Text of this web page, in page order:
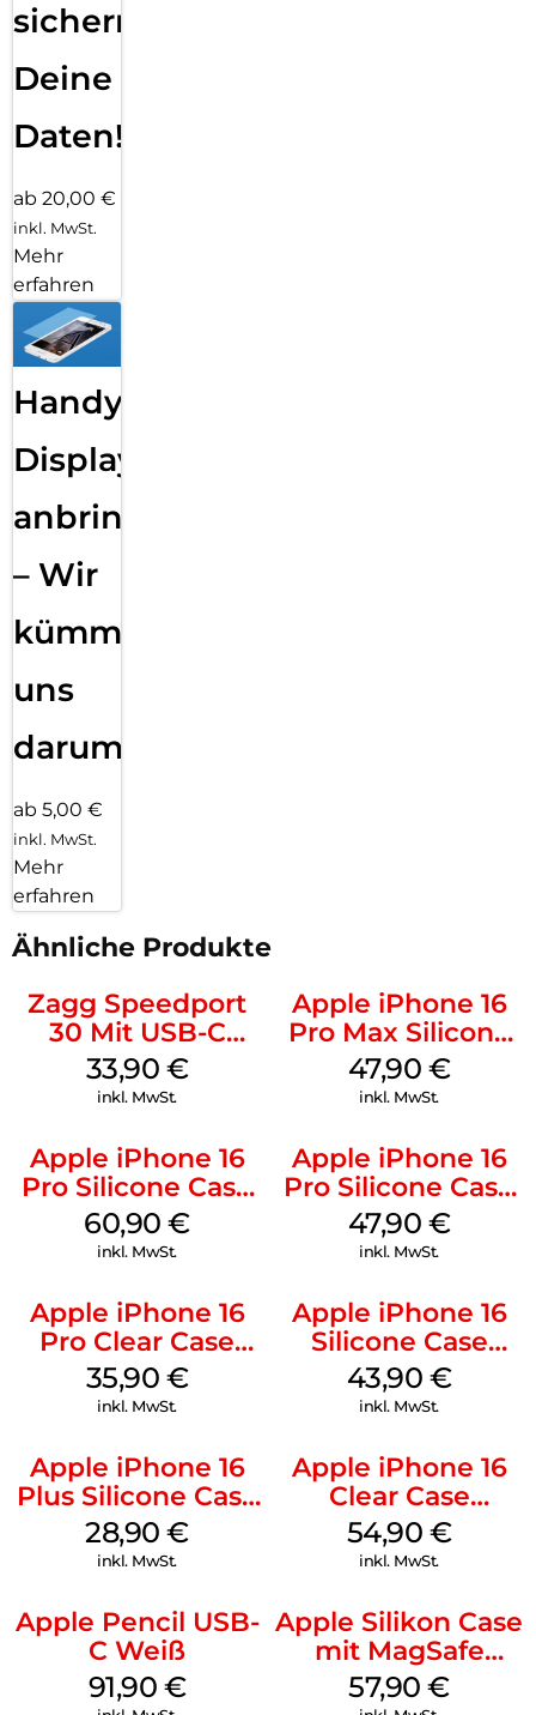
sichern
Deine
Daten!
ab 20,00 €
inkl. MwSt.
Mehr
erfahren
Handy
Displayfolie
anbringen
– Wir
kümmern
uns
darum!
ab 5,00 €
inkl. MwSt.
Mehr
erfahren
Ähnliche Produkte
Zagg Speedport
30 Mit USB-C
Kabel Weiß
33,90 €
inkl. MwSt.
Apple iPhone 16
Pro Max Silicone
Case MagSafe
Black
47,90 €
inkl. MwSt.
Apple iPhone 16
Pro Silicone Case
MagSafe Stone
Gray
60,90€
inkl. MwSt.
Apple iPhone 16
Pro Silicone Case
MagSafe Denim
47,90 €
inkl. MwSt.
Apple iPhone 16
Pro Clear Case
MagSafe
Transparent
35,90 €
inkl. MwSt.
Apple iPhone 16
Silicone Case
MagSafe Plum
43,90 €
inkl. MwSt.
Apple iPhone 16
Plus Silicone Case
MagSafe Black
28,90€
inkl. MwSt.
Apple iPhone 16
Clear Case
MagSafe
Transparent
54,90 €
inkl. MwSt.
Apple Pencil USB-
C Weiß
91,90 €
Apple Silikon Case
mit MagSafe
iPhone 14 Pro
57,90€